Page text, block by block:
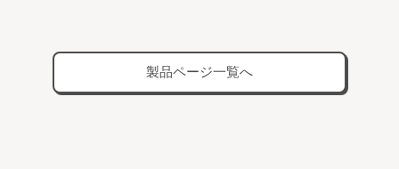
製品ページ一覧へ